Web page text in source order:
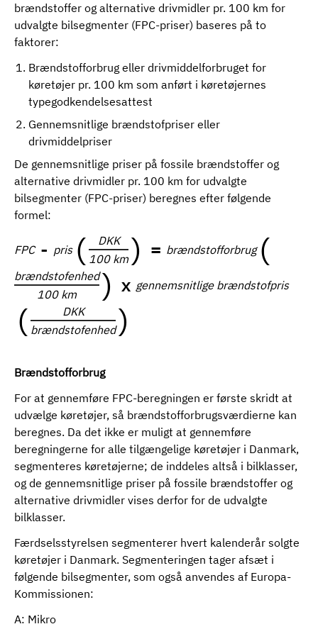
brændstoffer og alternative drivmidler pr. 100 km for
udvalgte bilsegmenter (FPC-priser) baseres på to
faktorer:
Brændstofforbrug eller drivmiddelforbruget for
køretøjer pr. 100 km som anført i køretøjernes
typegodkendelsesattest
Gennemsnitlige brændstofpriser eller
drivmiddelpriser
De gennemsnitlige priser på fossile brændstoffer og
alternative drivmidler pr. 100 km for udvalgte
bilsegmenter (FPC-priser) beregnes efter følgende
formel:
FPC - pris (
DKK
100 km ) = brændstofforbrug (
brændstofenhed
100 km
) x gennemsnitlige brændstofpris
(
DKK
brændstofenhed )
Brændstofforbrug
For at gennemføre FPC-beregningen er første skridt at
udvælge køretøjer, så brændstofforbrugsværdierne kan
beregnes. Da det ikke er muligt at gennemføre
beregningerne for alle tilgængelige køretøjer i Danmark,
segmenteres køretøjerne; de inddeles altså i bilklasser,
og de gennemsnitlige priser på fossile brændstoffer og
alternative drivmidler vises derfor for de udvalgte
bilklasser.
Færdselsstyrelsen segmenterer hvert kalenderår solgte
køretøjer i Danmark. Segmenteringen tager afsæt i
følgende bilsegmenter, som også anvendes af Europa-
Kommissionen:
A: Mikro